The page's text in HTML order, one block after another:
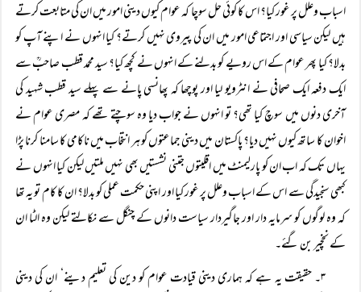
اسباب وعلل پر غور کیا؟ اس کا کوئی حل سوچا کہ عوام کیوں دینی امور میں ان کی متابعت کرتے
ہیں لیکن سیاسی اور اجتماعی امور میں ان کی پیروی نہیں کرتے؟ کیا انہوں نے اپنے آپ کو
بدلا؟ کیا پھر عوام کے اس رویے کو بدلنے کے انہوں نے کچھ کیا؟ سید محمد قطب صاحبؒ سے
ایک دفعہ ایک صحافی نے انٹرویو لیا اور پوچھا کہ پھانسی پانے سے پہلے سید قطب شہید کی
آخری دنوں میں سوچ کیا تھی؟ تو انہوں نے جواب دیا وہ سوچتے تھے کہ مصری عوام نے
اخوان کا ساتھ کیوں نہیں دیا؟ پاکستان میں دینی جماعتوں کو ہر انتخاب میں ناکامی کا سامنا کرنا پڑا
یہاں تک کہ اب ان کو پارلیمنٹ میں اقلیتوں جتنی نشستیں بھی نہیں ملتیں لیکن کیا انہوں نے
کبھی سنجیدگی سے اس کے اسباب وعلل پر غور کیا اور اپنی حکمت عملی کو بدلا؟ ان کا کام تو یہ تھا
کہ وہ لوگوں کو سرمایہ دار اور جاگیردار سیاست دانوں کے چنگل سے نکالتے لیکن وہ الٹا ان
کے نخچیر بن گئے۔
۳۔ حقیقت یہ ہے کہ ہماری دینی قیادت عوام کو دین کی تعلیم دینے‘ ان کی دینی